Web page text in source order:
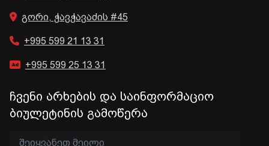
გორი, ჭავჭავაძის #45
+995 599 21 13 31
+995 599 25 13 31
ჩვენი არხების და საინფორმაციო
ბიულეტინის გამოწერა